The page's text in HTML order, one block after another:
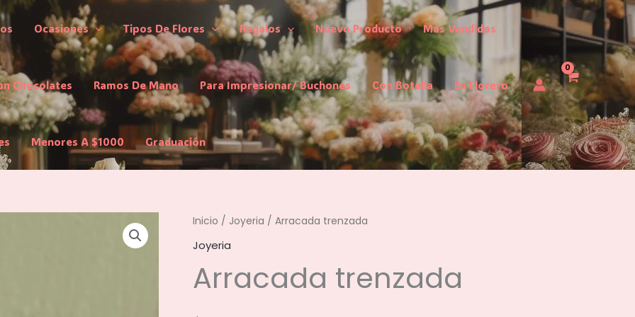
Ocasiones Tipos De Flores Regalos Nuevo Producto Mas Vendidos
Chocolates Ramos De Mano Para Impresionar/ Buchones Con Botella En Florero
Menores A $1000 Graduación
Inicio / Joyeria / Arracada trenzada
Joyeria
Arracada trenzada